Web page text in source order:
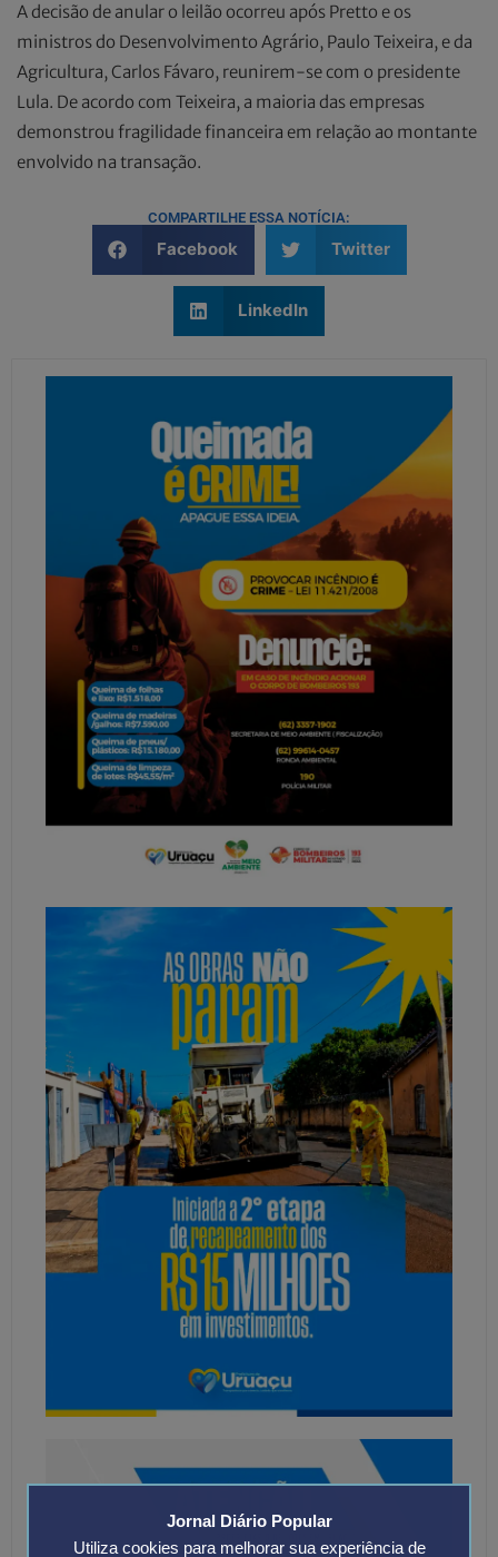
Jornal Diário Popular
Utiliza cookies para melhorar sua experiência de
A decisão de anular o leilão ocorreu após Pretto e os
ministros do Desenvolvimento Agrário, Paulo Teixeira, e da
Agricultura, Carlos Fávaro, reunirem-se com o presidente
Lula. De acordo com Teixeira, a maioria das empresas
demonstrou fragilidade financeira em relação ao montante
envolvido na transação.
COMPARTILHE ESSA NOTÍCIA:
Facebook Twitter
LinkedIn